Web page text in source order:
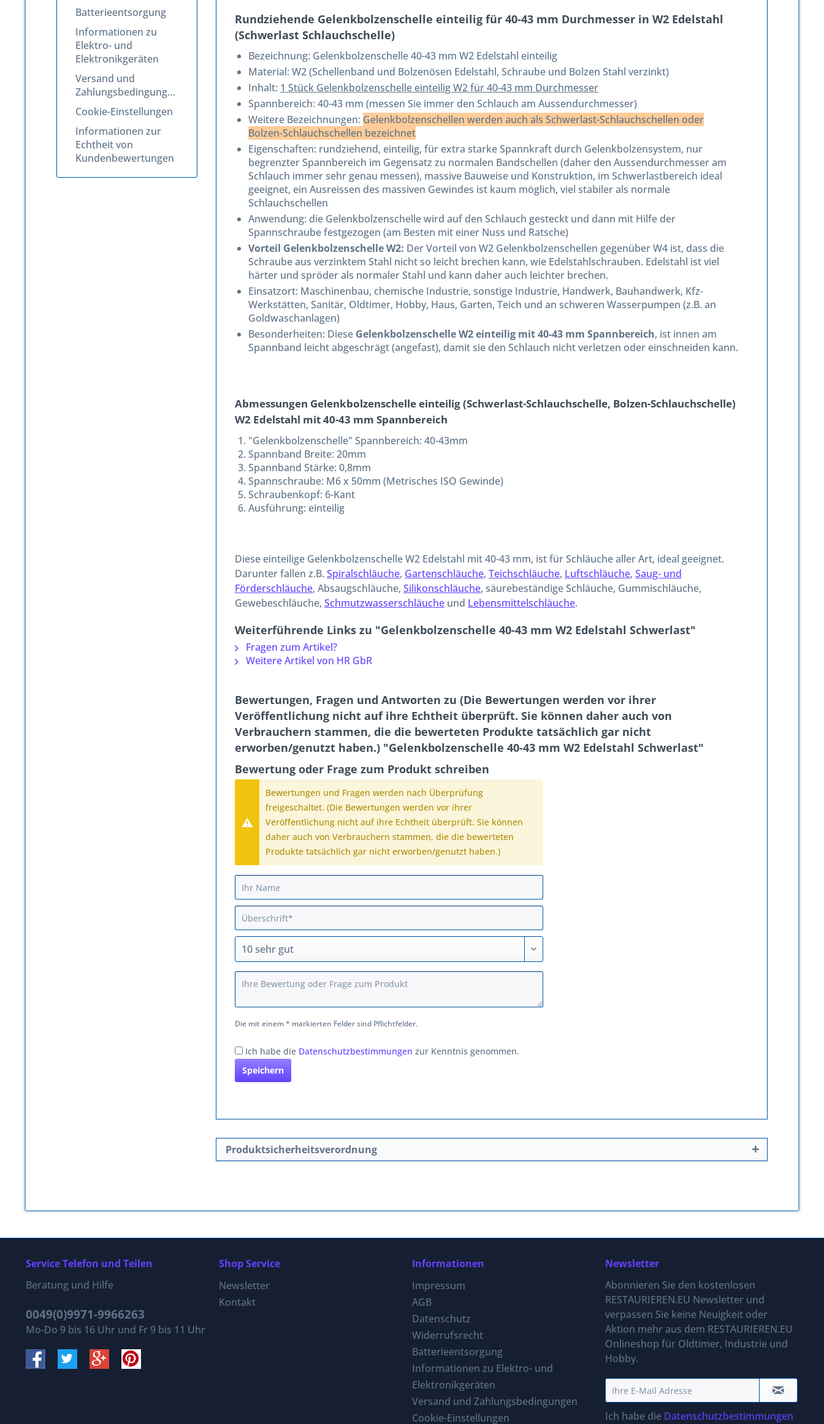
Batterieentsorgung
Informationen zu
Elektro- und
Elektronikgeräten
Versand und
Zahlungsbedingungen
Cookie-Einstellungen
Informationen zur
Echtheit von
Kundenbewertungen
Rundziehende Gelenkbolzenschelle einteilig für 40-43 mm Durchmesser in W2 Edelstahl
(Schwerlast Schlauchschelle)
Bezeichnung: Gelenkbolzenschelle 40-43 mm W2 Edelstahl einteilig
Material: W2 (Schellenband und Bolzenösen Edelstahl, Schraube und Bolzen Stahl verzinkt)
Inhalt: 1 Stück Gelenkbolzenschelle einteilig W2 für 40-43 mm Durchmesser
Spannbereich: 40-43 mm (messen Sie immer den Schlauch am Aussendurchmesser)
Weitere Bezeichnungen: Gelenkbolzenschellen werden auch als Schwerlast-Schlauchschellen oder
Bolzen-Schlauchschellen bezeichnet
Eigenschaften: rundziehend, einteilig, für extra starke Spannkraft durch Gelenkbolzensystem, nur
begrenzter Spannbereich im Gegensatz zu normalen Bandschellen (daher den Aussendurchmesser am
Schlauch immer sehr genau messen), massive Bauweise und Konstruktion, im Schwerlastbereich ideal
geeignet, ein Ausreissen des massiven Gewindes ist kaum möglich, viel stabiler als normale
Schlauchschellen
Anwendung: die Gelenkbolzenschelle wird auf den Schlauch gesteckt und dann mit Hilfe der
Spannschraube festgezogen (am Besten mit einer Nuss und Ratsche)
Vorteil Gelenkbolzenschelle W2: Der Vorteil von W2 Gelenkbolzenschellen gegenüber W4 ist, dass die
Schraube aus verzinktem Stahl nicht so leicht brechen kann, wie Edelstahlschrauben. Edelstahl ist viel
härter und spröder als normaler Stahl und kann daher auch leichter brechen.
Einsatzort: Maschinenbau, chemische Industrie, sonstige Industrie, Handwerk, Bauhandwerk, Kfz-
Werkstätten, Sanitär, Oldtimer, Hobby, Haus, Garten, Teich und an schweren Wasserpumpen (z.B. an
Goldwaschanlagen)
Besonderheiten: Diese Gelenkbolzenschelle W2 einteilig mit 40-43 mm Spannbereich, ist innen am
Spannband leicht abgeschrägt (angefast), damit sie den Schlauch nicht verletzen oder einschneiden kann.
Abmessungen Gelenkbolzenschelle einteilig (Schwerlast-Schlauchschelle, Bolzen-Schlauchschelle)
W2 Edelstahl mit 40-43 mm Spannbereich
"Gelenkbolzenschelle" Spannbereich: 40-43mm
Spannband Breite: 20mm
Spannband Stärke: 0,8mm
Spannschraube: M6 x 50mm (Metrisches ISO Gewinde)
Schraubenkopf: 6-Kant
Ausführung: einteilig
Diese einteilige Gelenkbolzenschelle W2 Edelstahl mit 40-43 mm, ist für Schläuche aller Art, ideal geeignet.
Darunter fallen z.B. Spiralschläuche, Gartenschläuche, Teichschläuche, Luftschläuche, Saug- und
Förderschläuche, Absaugschläuche, Silikonschläuche, säurebeständige Schläuche, Gummischläuche,
Gewebeschläuche, Schmutzwasserschläuche und Lebensmittelschläuche.
Weiterführende Links zu "Gelenkbolzenschelle 40-43 mm W2 Edelstahl Schwerlast"
Fragen zum Artikel?
Weitere Artikel von HR GbR
Bewertungen, Fragen und Antworten zu (Die Bewertungen werden vor ihrer
Veröffentlichung nicht auf ihre Echtheit überprüft. Sie können daher auch von
Verbrauchern stammen, die die bewerteten Produkte tatsächlich gar nicht
erworben/genutzt haben.) "Gelenkbolzenschelle 40-43 mm W2 Edelstahl Schwerlast"
Bewertung oder Frage zum Produkt schreiben
Bewertungen und Fragen werden nach Überprüfung
freigeschaltet. (Die Bewertungen werden vor ihrer
Veröffentlichung nicht auf ihre Echtheit überprüft. Sie können
daher auch von Verbrauchern stammen, die die bewerteten
Produkte tatsächlich gar nicht erworben/genutzt haben.)
Die mit einem * markierten Felder sind Pflichtfelder.
Ich habe die Datenschutzbestimmungen zur Kenntnis genommen.
Speichern
Produktsicherheitsverordnung
Service Telefon und Teilen
Beratung und Hilfe
0049(0)9971-9966263
Mo-Do 9 bis 16 Uhr und Fr 9 bis 11 Uhr
Shop Service
Newsletter
Kontakt
Informationen
Impressum
AGB
Datenschutz
Widerrufsrecht
Batterieentsorgung
Informationen zu Elektro- und
Elektronikgeräten
Versand und Zahlungsbedingungen
Cookie-Einstellungen
Newsletter
Abonnieren Sie den kostenlosen
RESTAURIEREN.EU Newsletter und
verpassen Sie keine Neuigkeit oder
Aktion mehr aus dem RESTAURIEREN.EU
Onlineshop für Oldtimer, Industrie und
Hobby.
Ich habe die Datenschutzbestimmungen